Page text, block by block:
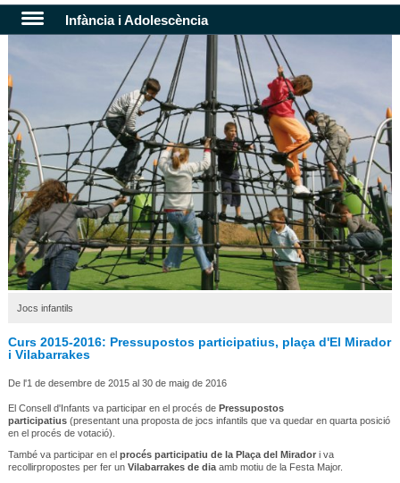
Infància i Adolescència
Jocs infantils
Curs 2015-2016: Pressupostos participatius, plaça d'El Mirador
i Vilabarrakes
De l'1 de desembre de 2015 al 30 de maig de 2016
El Consell d'Infants va participar en el procés de Pressupostos
participatius(presentant una proposta de jocs infantils que va quedar en quarta posició
en el procés de votació).
També va participar en el procés participatiu de la Plaça del Mirador i va
recollirpropostes per fer un Vilabarrakes de diaamb motiu de la Festa Major.